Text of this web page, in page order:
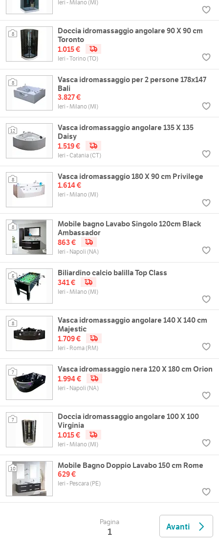
Ieri - Milano (MI)
8
Doccia idromassaggio angolare 90 X 90 cm
Toronto
1.015 €
Ieri - Torino (TO)
8
Vasca idromassaggio per 2 persone 178x147
Bali
3.827 €
Ieri - Milano (MI)
12
Vasca idromassaggio angolare 135 X 135
Daisy
1.519 €
Ieri - Catania (CT)
8
Vasca idromassaggio 180 X 90 cm Privilege
1.614 €
Ieri - Milano (MI)
8
Mobile bagno Lavabo Singolo 120cm Black
Ambassador
863 €
Ieri - Napoli (NA)
5
Biliardino calcio balilla Top Class
341 €
Ieri - Milano (MI)
8
Vasca idromassaggio angolare 140 X 140 cm
Majestic
1.709 €
Ieri - Roma (RM)
7
Vasca idromassaggio nera 120 X 180 cm Orion
1.994 €
Ieri - Napoli (NA)
7
Doccia idromassaggio angolare 100 X 100
Virginia
1.015 €
Ieri - Milano (MI)
10
Mobile Bagno Doppio Lavabo 150 cm Rome
629 €
Ieri - Pescara (PE)
Pagina
1 Avanti